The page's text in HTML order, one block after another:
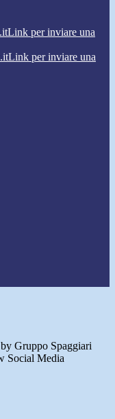
Link per inviare una
Link per inviare una
Gruppo Spaggiari
Social Media